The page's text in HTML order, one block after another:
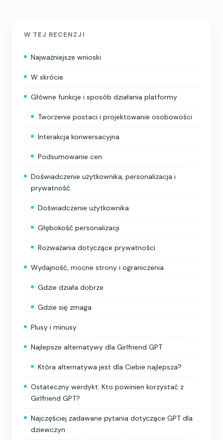
W TEJ RECENZJI
Najważniejsze wnioski
W skrócie
Główne funkcje i sposób działania platformy
Tworzenie postaci i projektowanie osobowości
Interakcja konwersacyjna
Podsumowanie cen
Doświadczenie użytkownika, personalizacja i
prywatność
Doświadczenie użytkownika
Głębokość personalizacji
Rozważania dotyczące prywatności
Wydajność, mocne strony i ograniczenia
Gdzie działa dobrze
Gdzie się zmaga
Plusy i minusy
Najlepsze alternatywy dla Girlfriend GPT
Która alternatywa jest dla Ciebie najlepsza?
Ostateczny werdykt: Kto powinien korzystać z
Girlfriend GPT?
Najczęściej zadawane pytania dotyczące GPT dla
dziewczyn